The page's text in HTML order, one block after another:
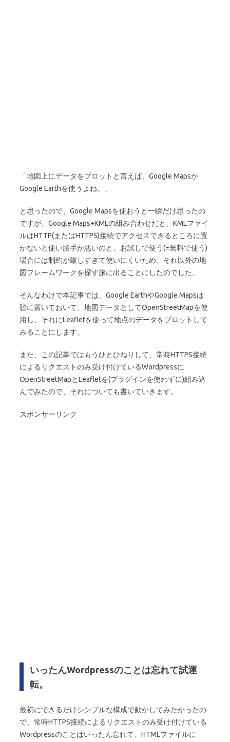
「地図上にデータをプロットと言えば、Google Mapsか
Google Earthを使うよね。」
と思ったので、Google Mapsを使おうと一瞬だけ思ったの
ですが、Google Maps+KMLの組み合わせだと、KMLファイ
ルはHTTP(またはHTTPS)接続でアクセスできるところに置
かないと使い勝手が悪いのと、お試しで使う(=無料で使う)
場合には制約が厳しすぎて使いにくいため、それ以外の地
図フレームワークを探す旅に出ることにしたのでした。
そんなわけで本記事では、Google EarthやGoogle Mapsは
脇に置いておいて、地図データとしてOpenStreetMapを使
用し、それにLeafletを使って地点のデータをプロットして
みることにします。
また、この記事ではもうひとひねりして、常時HTTPS接続
によるリクエストのみ受け付けているWordpressに
OpenStreetMapとLeafletを(プラグインを使わずに)組み込
んでみたので、それについても書いていきます。
スポンサーリンク
いったんWordpressのことは忘れて試運
転。
最初にできるだけシンプルな構成で動かしてみたかったの
で、常時HTTPS接続によるリクエストのみ受け付けている
Wordpressのことはいったん忘れて、HTMLファイルに